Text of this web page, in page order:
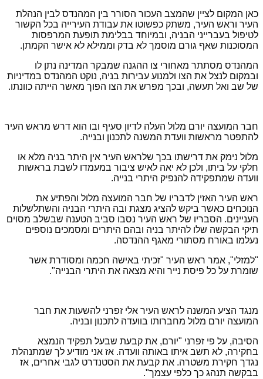
כאן המקום לציין שהמצב העכור הסורר בין המהנדס לבין הנהלת
העיר וראש העיר, משתק כפשוטו את עבודת העירייה בכל הקשור
לטיפול בעברייני הבניה, ובמיוחד בבלימת תופעת המרפסות
המסוכנות שאף גורם מוסמך לא בדק וממילא לא אישר הקמתן.
המהנדס מסתתר מאחורי צו ההגנה שמבקר המדינה נתן לו
ובמקום לנצל את הצו ולמנוע עבירות בניה, נוקט המהנדס במדיניות
של שב ואל תעשה, ובכך מפרש את הצו הפוך מאשר הייתה כוונתו.
חבר המועצה יורם מלול העלה לדיון סעיף ובו הוא דרש מראש העיר
להתפטר מראשות וועדת המשנה לתכנון ובנייה.
מלול נימק את דרישתו בכך שלראש העיר אין היתר בניה מלא או
חלקי על ביתו, ולכן לא יאה לאיש ציבור במעמדו לשבת בראשות
וועדה שמתפקידה להנפיק היתרי בנייה.
ראש העיר האזין לדבריו של חבר המועצה מלול והפתיע את
הנוכחים כאשר ביקש להציג מצגת ובה היתרי הבניה והשתלשלות
העניינים. הסבריו של ראש העיר נסבו סביב הטענה שבשלב מסוים
תיקי הבקשה שלו להיתר בניה ובהם היתרים ומסמכים נוספים
נעלמו באורח מסתורי מאגף ההנדסה.
"למזלי", אמר ראש העיר "זכיתי באישה חכמה ומסודרת אשר
שומרת על כל פיסת נייר והיא מצאה את היתרי הבנייה".
מנגד הציע המשנה לראש העיר אלי זפרני להשעות את חבר
המועצה יורם מלול מחברותו בוועדה לתכנון ובניה.
הסיבה, על פי זפרני "יורם, את קבעת שבעל תפקיד הנמצא
בחקירה, לא תשב איתו באותה וועדה. אז אני מודיע לך שמתנהלת
נגדך חקירת משטרה. את קבעת את הסטנדרט לגבי אחרים, אז
בבקשה תנהג כך כלפי עצמך".